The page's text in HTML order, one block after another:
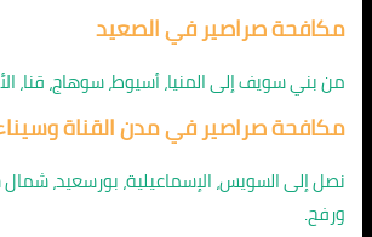
مكافحة صراصير في الصعيد
من بني سويف إلى المنيا، أسيوط، سوهاج، قنا،
مكافحة صراصير في مدن القناة
نصل إلى السويس، الإسماعيلية، بورسعيد، شمال
ورفح.